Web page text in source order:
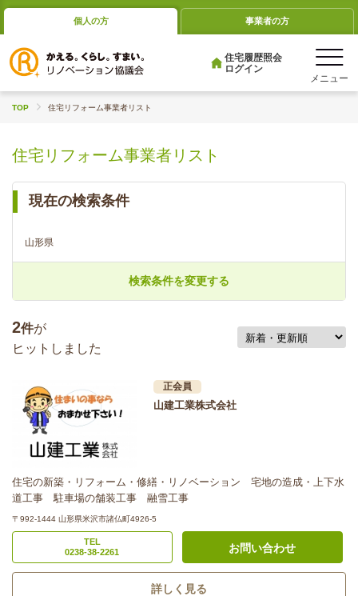
個人の方 事業者の方
住宅履歴照会
ログイン
TOP 住宅リフォーム事業者リスト
住宅リフォーム事業者リスト
現在の検索条件
山形県
検索条件を変更する
2件が
ヒットしました
正会員
山建工業株式会社
住宅の新築・リフォーム・修繕・リノベーション 宅地の造成・上下水
道工事 駐車場の舗装工事 融雪工事
〒992-1444 山形県米沢市諸仏町4926-5
TEL
0238-38-2261
お問い合わせ
詳しく見る